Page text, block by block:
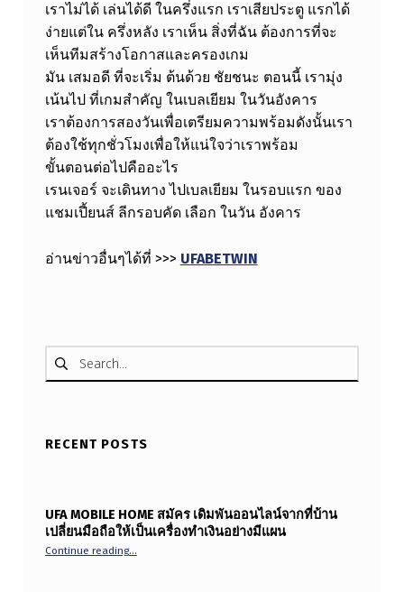
เราไม่ได้ เล่นได้ดี ในครึ่งแรก เราเสียประตู แรกได้
ง่ายแต่ใน ครึ่งหลัง เราเห็น สิ่งที่ฉัน ต้องการที่จะ
เห็นทีมสร้างโอกาสและครองเกม
มัน เสมอดี ที่จะเริ่ม ต้นด้วย ชัยชนะ ตอนนี้ เรามุ่ง
เน้นไป ที่เกมสำคัญ ในเบลเยียม ในวันอังคาร
เราต้องการสองวันเพื่อเตรียมความพร้อมดังนั้นเรา
ต้องใช้ทุกชั่วโมงเพื่อให้แน่ใจว่าเราพร้อม
ขั้นตอนต่อไปคืออะไร
เรนเจอร์ จะเดินทาง ไปเบลเยียม ในรอบแรก ของ
แชมเปี้ยนส์ ลีกรอบคัด เลือก ในวัน อังคาร
อ่านข่าวอื่นๆได้ที่ >>> UFABETWIN
ค้นหาสำหรับ:
RECENT POSTS
UFA MOBILE HOME สมัคร เดิมพันออนไลน์จากที่บ้าน
เปลี่ยนมือถือให้เป็นเครื่องทำเงินอย่างมีแผน
Continue reading…